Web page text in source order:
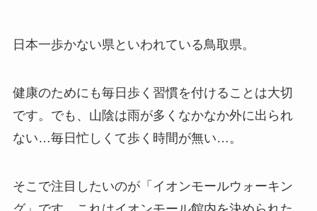
日本一歩かない県といわれている鳥取県。
健康のためにも毎日歩く習慣を付けることは大切
です。でも、山陰は雨が多くなかなか外に出られ
ない…毎日忙しくて歩く時間が無い…。
そこで注目したいのが「イオンモールウォーキン